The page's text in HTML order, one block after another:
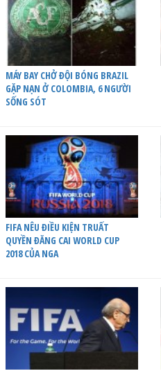
MÁY BAY CHỞ ĐỘI BÓNG BRAZIL
GẶP NẠN Ở COLOMBIA, 6 NGƯỜI
SỐNG SÓT
FIFA NÊU ĐIỀU KIỆN TRUẤT
QUYỀN ĐĂNG CAI WORLD CUP
2018 CỦA NGA